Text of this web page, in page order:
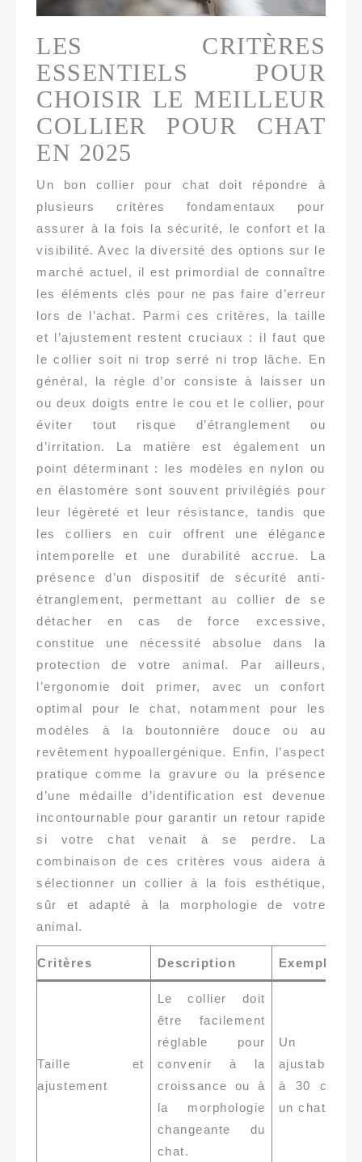
LES CRITÈRES
ESSENTIELS POUR
CHOISIR LE MEILLEUR
COLLIER POUR CHAT
EN 2025
Un bon collier pour chat doit répondre à
plusieurs critères fondamentaux pour
assurer à la fois la sécurité, le confort et la
visibilité. Avec la diversité des options sur le
marché actuel, il est primordial de connaître
les éléments clés pour ne pas faire d’erreur
lors de l’achat. Parmi ces critères, la taille
et l’ajustement restent cruciaux : il faut que
le collier soit ni trop serré ni trop lâche. En
général, la règle d’or consiste à laisser un
ou deux doigts entre le cou et le collier, pour
éviter tout risque d’étranglement ou
d’irritation. La matière est également un
point déterminant : les modèles en nylon ou
en élastomère sont souvent privilégiés pour
leur légèreté et leur résistance, tandis que
les colliers en cuir offrent une élégance
intemporelle et une durabilité accrue. La
présence d’un dispositif de sécurité anti-
étranglement, permettant au collier de se
détacher en cas de force excessive,
constitue une nécessité absolue dans la
protection de votre animal. Par ailleurs,
l’ergonomie doit primer, avec un confort
optimal pour le chat, notamment pour les
modèles à la boutonnière douce ou au
revêtement hypoallergénique. Enfin, l’aspect
pratique comme la gravure ou la présence
d’une médaille d’identification est devenue
incontournable pour garantir un retour rapide
si votre chat venait à se perdre. La
combinaison de ces critères vous aidera à
sélectionner un collier à la fois esthétique,
sûr et adapté à la morphologie de votre
animal.
Critères Description Exemple
Taille et
ajustement
Le collier doit
être facilement
réglable pour
convenir à la
croissance ou à
la morphologie
changeante du
chat.
Un
ajustable de
à 30 cm
un chat